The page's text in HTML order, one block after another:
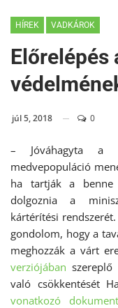
HÍREK VADKÁROK
Előrelépés
júl 5, 2018 0
– Jóváhagyta a
medvepopuláció
ha tartják a
dolgoznia a
kártérítési
gondolom, hogy a
meghozzák a várt
verziójában
való csökkentését
vonatkozó